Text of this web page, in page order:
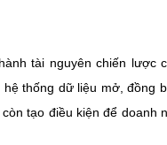
tài nguyên chiến lược
thống dữ liệu mở, đồng
tạo điều kiện để doanh